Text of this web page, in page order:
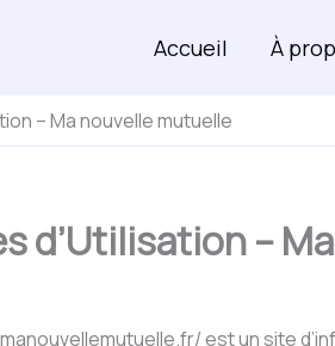
Accueil À
– Ma nouvelle mutuelle
d’Utilisation –
est un site